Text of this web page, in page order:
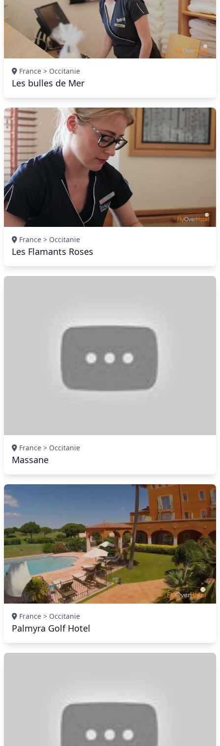
France > Occitanie
Les bulles de Mer
France > Occitanie
Les Flamants Roses
France > Occitanie
Massane
France > Occitanie
Palmyra Golf Hotel